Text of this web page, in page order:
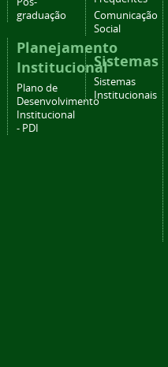
graduação
Planejamento
Institucional
Plano de
Desenvolvimento
Institucional
- PDI
Comunicação
Social
Sistemas
Sistemas
Institucionais